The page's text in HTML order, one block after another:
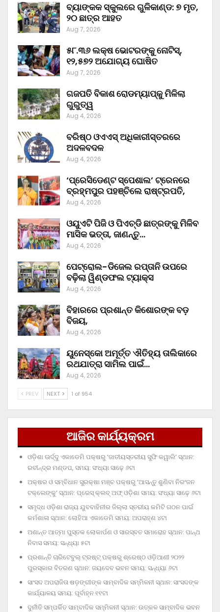
ବ୍ୟାଙ୍କକ ସ୍କୁଲରେ ଗୁଳିକାଣ୍ଡ: ୭ ମୃତ,
୨୦ ଛାତ୍ର ଆହତ
Aug 7, 2026
୫୮.୩୬ ଲକ୍ଷ ଭୋଟରଙ୍କୁ ନୋଟିସ୍‌,
୧୨,୫୭୨ ଅଯୋଗ୍ୟ ଘୋଷିତ
Aug 7, 2026
ଗଜପତି ବିକାଶ ରୋଡମ୍ୟାପ୍‌କୁ ମିଳିଲା
ଗୁରୁତ୍ୱ
Aug 4, 2026
ବରିଷ୍ଠ ଓଏଏସ୍‌ ଅଧିକାରୀସ୍ତରରେ
ଅଦଳବଦଳ
Aug 4, 2026
‘ପ୍ରେସିଡେଣ୍ଟ ସ୍ପେଶାଲ’ ଟ୍ରେନରେ
ବ୍ରହ୍ମପୁର ପହଞ୍ଚିଲେ ରାଷ୍ଟ୍ରପତି,
Aug 4, 2026
ଓୟୁଏଟି ପିଜି ଓ ପିଏଚ୍‌ଡି ଛାତ୍ରଙ୍କୁ ମିଳିବ
ମାସିକ ଭତ୍ତା, ଜାଣନ୍ତୁ…
Aug 4, 2026
ପେଟ୍ରୋଲ-ଡିଜେଲ ରପ୍ତାନି ଉପରେ
ବଢ଼ିଲା ୱିଣ୍ଡଫଲ ଟ୍ୟାକ୍ସ
Aug 4, 2026
ବିହାରରେ ପ୍ରଶାନ୍ତ କିଶୋରଙ୍କ ବଡ଼
ବିଜୟ,
Aug 4, 2026
ୟୁନେସ୍କୋ ଅମୂର୍ତ୍ତ ଐତିହ୍ୟ ତାଲିକାରେ
ରଥଯାତ୍ରା ସାମିଲ ପାଇଁ…
Aug 4, 2026
PREV NEXT 1 of 954
ଆଜିର କାର୍ଯ୍ୟକ୍ରମ
ଓଡ଼ିଶା ଊର୍ଦ୍ଦୁ ଏକାଡେମି ପକ୍ଷରୁ ‘ଜାତୀୟସ୍ତରୀୟ ସୁଫି କୱାଲି’ ସ୍ଥାନ:
ରବୀନ୍ଦ୍ର ମଣ୍ଡପ, ସମୟ: ସଂଧ୍ୟା ସାଢ଼େ ୬ଟା
ଅକ୍ଷର ଓ ସମ୍ବିଧାନ ସୁରକ୍ଷା ମଞ୍ଚ ପକ୍ଷରୁ ‘ଆସନ୍ତୁ ଶୁଣିବା ନିରଂଜନ
ଟକ୍‌ଲେଙ୍କୁ’ ସ୍ଥାନ: ପ୍ରେସ୍‌ କ୍ଲବ୍‌ ଅଫ୍‌ ଓଡ଼ିଶା ସମୟ: ସଂଧ୍ୟା ସାଢ଼େ ୬ଟା
ସମୃଦ୍ଧ ଓଡ଼ିଶା ରାଜ୍ୟ ଯୁବବାହିନୀର ଜିଲ୍ଲା ସ୍ତରୀୟ କମିଟି ଗଠନ ପାଇଁ
କର୍ମଶାଳା ସ୍ଥାନ: ଲୋହିଆ ଏକାଡେମି ସମୟ: ଅପରାହ୍‌ଣ ୪ଟା
ଅଶାନ୍ତ ଆତ୍ମା ପୁସ୍ତକ ଲୋକାର୍ପଣ ଓ ସାରସ୍ବତ ସମାରୋହ ସ୍ଥାନ: ପାନ୍ଥ
ନିବାସ ସମୟ: ସନ୍ଧ୍ୟା ୫ଟା
ପ୍ରଶାନ୍ତି ଚାରିଟେବୁଲ୍‌ ଟ୍ରଷ୍ଟ୍‌ ପକ୍ଷରୁ ଶ୍ରେଷ୍ଠ ଓଡ଼ିଆଣୀ ୨୦୨୨
ପୁରସ୍କାର ବିତରଣ ସ୍ଥାନ: ଜୟଦେବ ଭବନ ସମୟ: ସନ୍ଧ୍ୟା ୬ଟା
ସାଂସଦ ଅପରାଜିତା ଷଡ଼ଙ୍ଗୀଙ୍କ ସାମ୍ବାଦିକ ସମ୍ମିଳନୀ ସ୍ଥାନ: ସାଂସଦଙ୍କ
କାର୍ଯ୍ୟାଳୟ ସମୟ: ପୂର୍ବାହ୍ନ ୧୧ଟା
ଦୁର୍ନୀତି ସମ୍ପର୍କିତ ସାମ୍ବାଦିକ ସମ୍ମିଳନୀ ସ୍ଥାନ: ଉତ୍କଳ ସାମ୍ବାଦିକ ଭବନ